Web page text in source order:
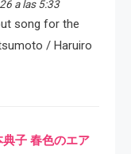
a las 5:33
song for the
/ Haruiro
典子 春色のエア